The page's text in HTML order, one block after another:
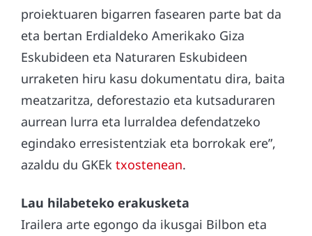
proiektuaren bigarren fasearen parte bat da
eta bertan Erdialdeko Amerikako Giza
Eskubideen eta Naturaren Eskubideen
urraketen hiru kasu dokumentatu dira, baita
meatzaritza, deforestazio eta kutsaduraren
aurrean lurra eta lurraldea defendatzeko
egindako erresistentziak eta borrokak ere”,
azaldu du GKEk txostenean.
Lau hilabeteko erakusketa
Irailera arte egongo da ikusgai Bilbon eta